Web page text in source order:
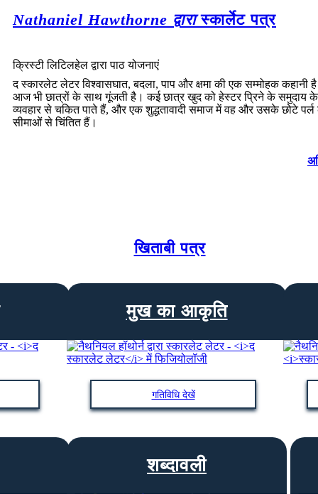
Nathaniel Hawthorne द्वारास्कार्लेट पत्र
क्रिस्टी लिटिलहेल द्वारा पाठ योजनाएं
द स्कारलेट लेटर विश्वासघात, बदला, पाप और क्षमा की एक सम्मोहक कहानी
आज भी छात्रों के साथ गूंजती है। कई छात्र खुद को हेस्टर प्रिने के समुदाय के
व्यवहार से चकित पाते हैं, और एक शुद्धतावादी समाज में वह और उसके छोटे पर्ल
सीमाओं से चिंतित हैं।
खिताबी पत्र
मुख का आकृति
गतिविधि देखें
शब्दावली